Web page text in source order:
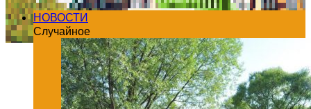
НОВОСТИ
Случайное